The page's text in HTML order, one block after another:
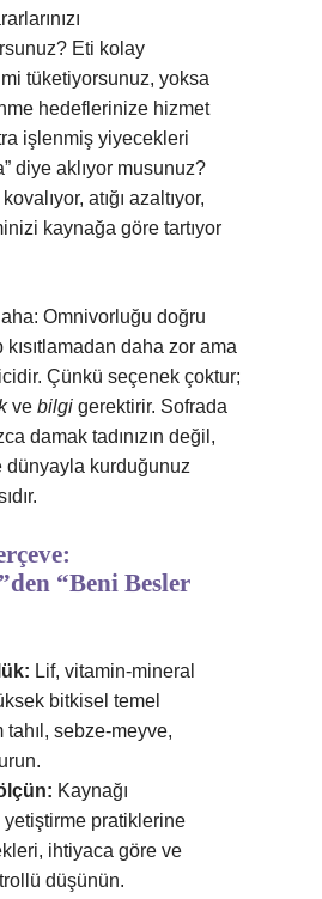
Eti kolay
tüketiyorsunuz, yoksa
hedeflerinize hizmet
işlenmiş yiyecekleri
diye aklıyor musunuz?
atığı azaltıyor,
kaynağa göre tartıyor
Omnivorluğu doğru
daha zor ama
Çünkü seçenek çoktur;
ve bilgi gerektirir. Sofrada
damak tadınızın değil,
kurduğunuz
“Beni Besler
Lif, vitamin-mineral
bitkisel temel
tahıl, sebze-meyve,
Kaynağı
pratiklerine
ihtiyaca göre ve
düşünün.